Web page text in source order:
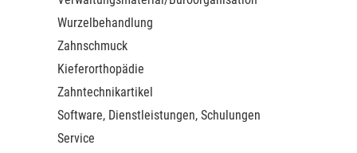
Wurzelbehandlung
Zahnschmuck
Kieferorthopädie
Zahntechnikartikel
Software, Dienstleistungen, Schulungen
Service